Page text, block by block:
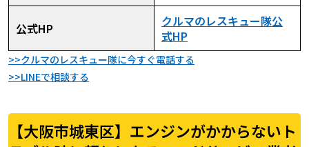
公式HP
クルマのレスキュー隊公
式HP
>>クルマのレスキュー隊に今すぐ電話する
>>LINEで相談する
【大阪市城東区】エンジンがかからないト